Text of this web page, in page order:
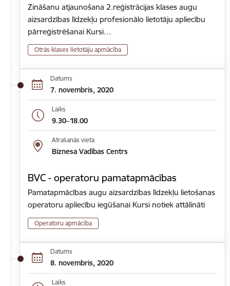
Zināšanu atjaunošana 2.reģistrācijas klases augu
aizsardzības līdzekļu profesionālo lietotāju apliecību
pārreģistrēšanai Kursi…
Otrās klases lietotāju apmācība
Datums
7. novembris, 2020
Laiks
9.30–18.00
Atrašanās vieta
Biznesa Vadības Centrs
BVC - operatoru pamatapmācības
Pamatapmācības augu aizsardzības līdzekļu lietošanas
operatoru apliecību iegūšanai Kursi notiek attālināti
Operatoru apmācība
Datums
8. novembris, 2020
Laiks